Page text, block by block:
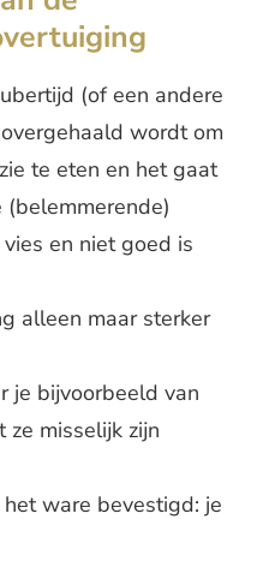
(of een andere
wordt om
te eten en het gaat
(belemmerende)
en niet goed is
alleen maar sterker
je bijvoorbeeld van
ze misselijk zijn
ware bevestigd: je